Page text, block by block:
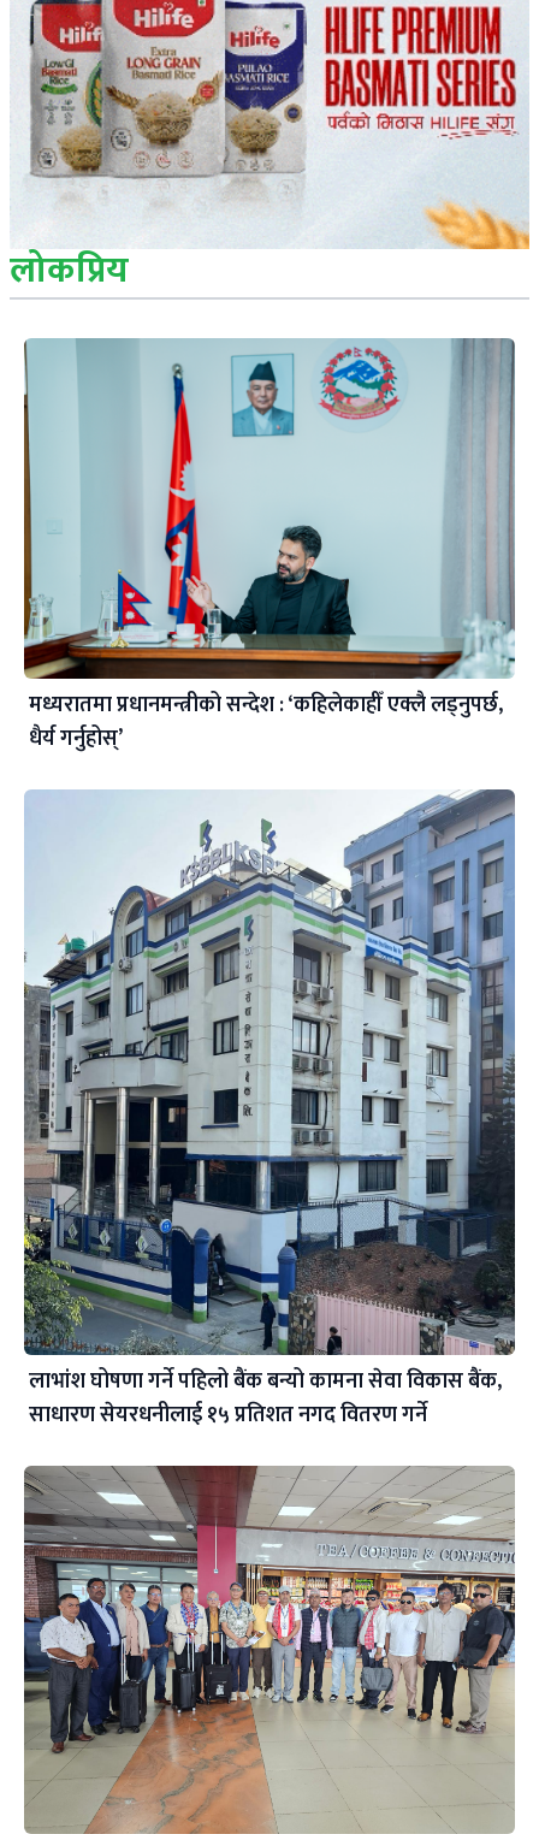
लोकप्रिय
मध्यरातमा प्रधानमन्त्रीको सन्देश : ‘कहिलेकाहीँ एक्लै लड्नुपर्छ,
धैर्य गर्नुहोस्’
लाभांश घोषणा गर्ने पहिलो बैंक बन्यो कामना सेवा विकास बैंक,
साधारण सेयरधनीलाई १५ प्रतिशत नगद वितरण गर्ने